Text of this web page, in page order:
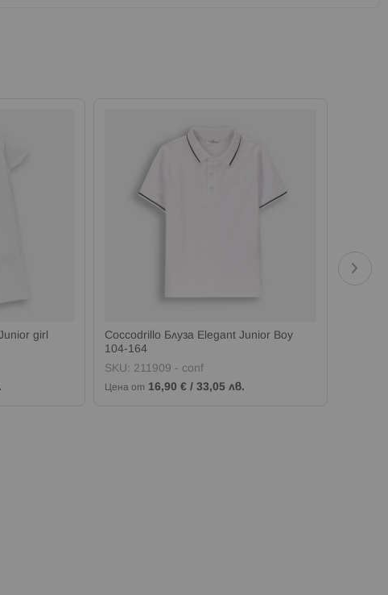
girl
Coccodrillo Блуза Elegant Junior Boy
104-164
SKU: 211909 - conf
Цена от 16,90 € / 33,05 лв.